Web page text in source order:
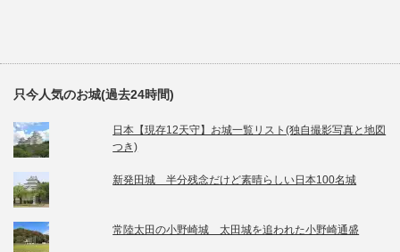
只今人気のお城(過去24時間)
日本【現存12天守】お城一覧リスト(独自撮影写真と地図
つき)
新発田城 半分残念だけど素晴らしい日本100名城
常陸太田の小野崎城 太田城を追われた小野崎通盛